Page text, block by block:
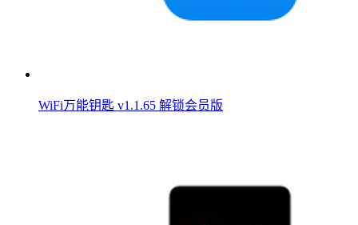
WiFi万能钥匙 v1.1.65 解锁会员版